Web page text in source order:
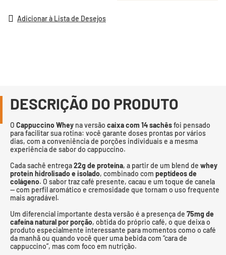
Adicionar à Lista de Desejos
DESCRIÇÃO DO PRODUTO
O Cappuccino Whey na versão caixa com 14 sachêsfoi pensado
para facilitar sua rotina: você garante doses prontas por vários
dias, com a conveniência de porções individuais e a mesma
experiência de sabor do cappuccino.
Cada sachê entrega22g de proteína, a partir de um blend de whey
protein hidrolisado e isolado, combinado com peptídeos de
colágeno. O sabor traz café presente, cacau e um toque de canela
— com perfil aromático e cremosidade que tornam o uso frequente
mais agradável.
Um diferencial importante desta versão é a presença de 75mg de
cafeína natural por porção, obtida do próprio café, o que deixa o
produto especialmente interessante para momentos como o café
da manhã ou quando você quer uma bebida com “cara de
cappuccino”, mas com foco em nutrição.